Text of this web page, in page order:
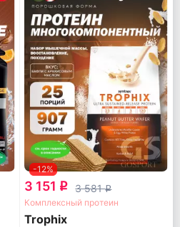
-12%
3 151 q 3 581q
Комплексный протеин
Trophix